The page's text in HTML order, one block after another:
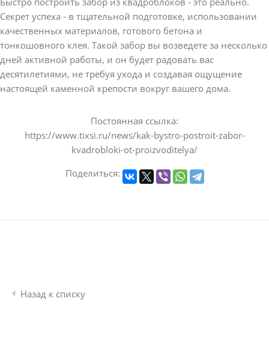
Секрет успеха - в тщательной подготовке, использовании
качественных материалов, готового бетона и
тонкошовного клея. Такой забор вы возведете за несколько
дней активной работы, и он будет радовать вас
десятилетиями, не требуя ухода и создавая ощущение
настоящей каменной крепости вокруг вашего дома.
Постоянная ссылка:
https://www.tixsi.ru/news/kak-bystro-postroit-zabor-
kvadrobloki-ot-proizvoditelya/
Поделиться:
Назад к списку